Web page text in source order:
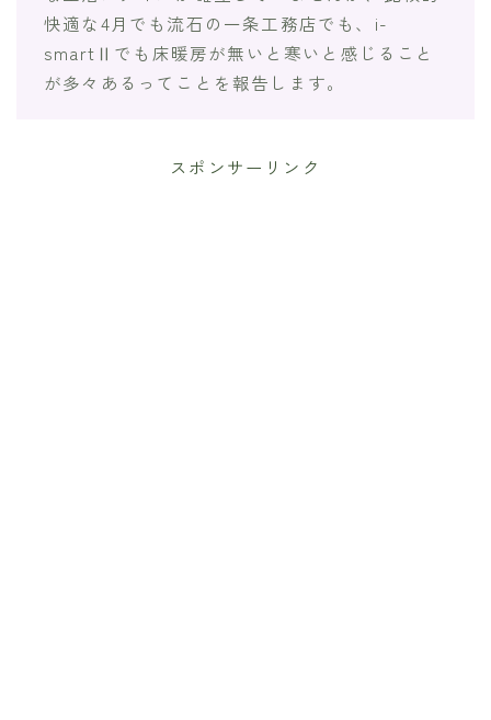
快適な4月でも流石の一条工務店でも、i-
smartⅡでも床暖房が無いと寒いと感じること
が多々あるってことを報告します。
スポンサーリンク